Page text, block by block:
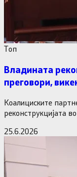
Tоп
Владината
преговори,
Коалициските
реконструкцијата
25.6.2026